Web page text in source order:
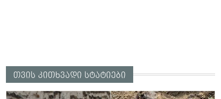
თვის კითხვადი სტატიები